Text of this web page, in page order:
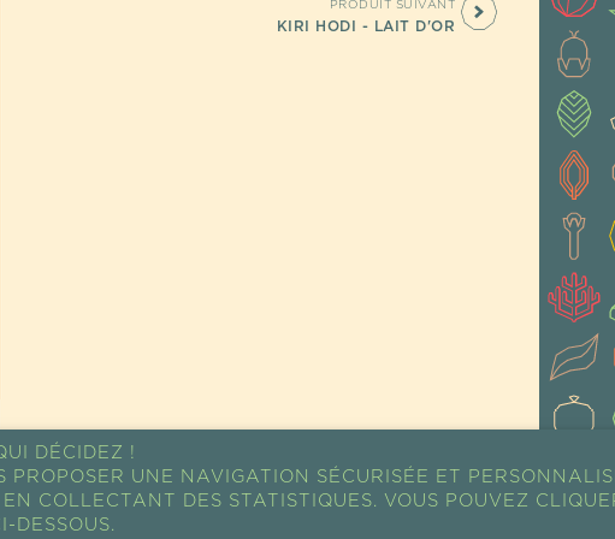
PRODUIT SUIVANT
KIRI HODI - LAIT D'OR
DÉCIDEZ !
PROPOSER UNE NAVIGATION SÉCURISÉE ET
COLLECTANT DES STATISTIQUES. VOUS POUVEZ
DESSOUS.